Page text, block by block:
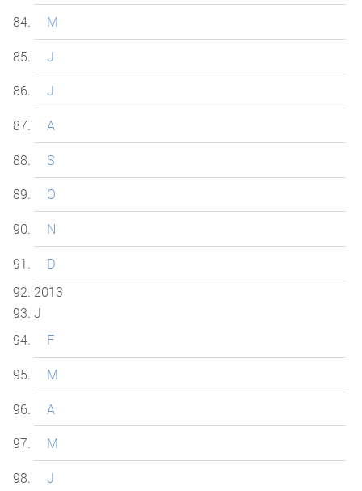
M
J
J
A
S
O
N
D
2013
J
F
M
A
M
J